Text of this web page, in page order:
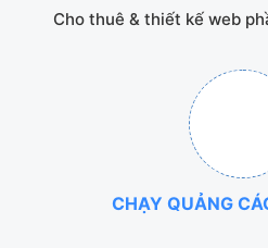
Cho thuê & thiết kế web
CHẠY QUẢNG